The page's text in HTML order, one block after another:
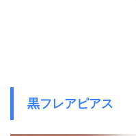
黒フレアピアス